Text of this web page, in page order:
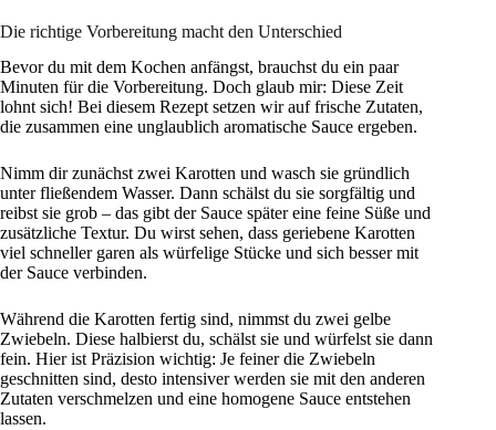
Die richtige Vorbereitung macht den Unterschied
Bevor du mit dem Kochen anfängst, brauchst du ein paar
Minuten für die Vorbereitung. Doch glaub mir: Diese Zeit
lohnt sich! Bei diesem Rezept setzen wir auf frische Zutaten,
die zusammen eine unglaublich aromatische Sauce ergeben.
Nimm dir zunächst zwei Karotten und wasch sie gründlich
unter fließendem Wasser. Dann schälst du sie sorgfältig und
reibst sie grob – das gibt der Sauce später eine feine Süße und
zusätzliche Textur. Du wirst sehen, dass geriebene Karotten
viel schneller garen als würfelige Stücke und sich besser mit
der Sauce verbinden.
Während die Karotten fertig sind, nimmst du zwei gelbe
Zwiebeln. Diese halbierst du, schälst sie und würfelst sie dann
fein. Hier ist Präzision wichtig: Je feiner die Zwiebeln
geschnitten sind, desto intensiver werden sie mit den anderen
Zutaten verschmelzen und eine homogene Sauce entstehen
lassen.